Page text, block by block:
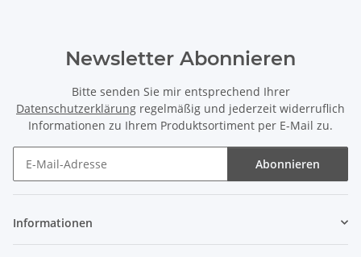
Newsletter Abonnieren
Bitte senden Sie mir entsprechend Ihrer
Datenschutzerklärung regelmäßig und jederzeit widerruflich
Informationen zu Ihrem Produktsortiment per E-Mail zu.
Abonnieren
Informationen